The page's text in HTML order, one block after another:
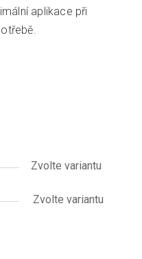
aplikace při
Zvolte variantu
Zvolte variantu